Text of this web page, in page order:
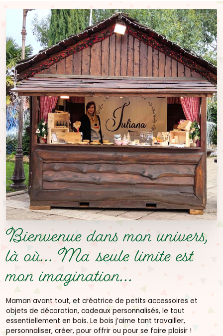
Bienvenue dans mon univers,
là où...Ma seule limite est
mon imagination...
Maman avant tout, et créatrice de petits accessoires et
objets de décoration, cadeaux personnalisés, le tout
essentiellement en bois. Le bois j’aime tant travailler,
personnaliser, créer, pour offrir ou pour se faire plaisir !